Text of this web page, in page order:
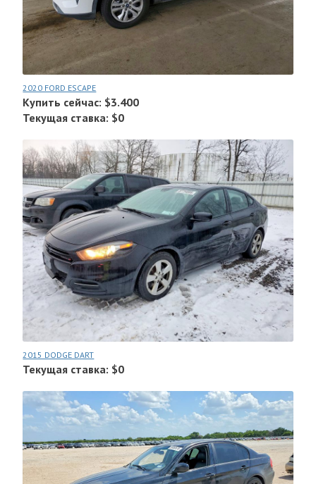
2020 FORD ESCAPE
Купить сейчас: $3.400
Текущая ставка: $0
2015 DODGE DART
Текущая ставка: $0